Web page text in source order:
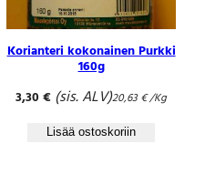
Korianteri kokonainen Purkki
160g
3,30€ (sis. ALV)20,63€/Kg
Lisää ostoskoriin